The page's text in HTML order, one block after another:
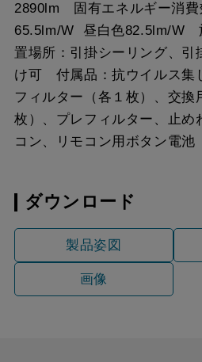
2890lm 固有エネルギー消費
65.5lm/W 昼白色82.5lm/W
置場所：引掛シーリング、引
け可 付属品：抗ウイルス集
フィルター（各１枚）、交換
枚）、プレフィルター、止め
コン、リモコン用ボタン電池
ダウンロード
製品姿図
画像